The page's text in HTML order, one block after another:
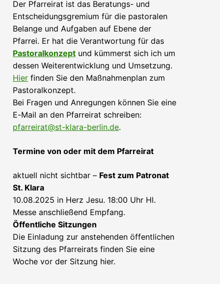
Der Pfarreirat ist das Beratungs- und
Entscheidungsgremium für die pastoralen
Belange und Aufgaben auf Ebene der
Pfarrei. Er hat die Verantwortung für das
Pastoralkonzept und kümmerst sich ich um
dessen Weiterentwicklung und Umsetzung.
Hier finden Sie den Maßnahmenplan zum
Pastoralkonzept.
Bei Fragen und Anregungen können Sie eine
E-Mail an den Pfarreirat schreiben:
pfarreirat@st-klara-berlin.de.
Termine von oder mit dem Pfarreirat
aktuell nicht sichtbar – Fest zum Patronat
St. Klara
10.08.2025 in Herz Jesu. 18:00 Uhr Hl.
Messe anschließend Empfang.
Öffentliche Sitzungen
Die Einladung zur anstehenden öffentlichen
Sitzung des Pfarreirats finden Sie eine
Woche vor der Sitzung hier.